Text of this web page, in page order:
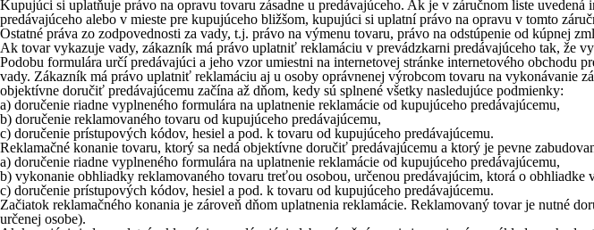
Kupujúci si uplatňuje právo na opravu tovaru zásadne u predávajúceho. Ak je v záručnom liste
predávajúceho alebo v mieste pre kupujúceho bližšom, kupujúci si uplatní právo na opravu v tomto
Ostatné práva zo zodpovednosti za vady, t.j. právo na výmenu tovaru, právo na odstúpenie od kúpnej
Ak tovar vykazuje vady, zákazník má právo uplatniť reklamáciu v prevádzkarni predávajúceho tak, že
Podobu formulára určí predávajúci a jeho vzor umiestni na internetovej stránke internetového
vady. Zákazník má právo uplatniť reklamáciu aj u osoby oprávnenej výrobcom tovaru na vykonávanie
objektívne doručiť predávajúcemu začína až dňom, kedy sú splnené všetky nasledujúce podmienky:
a) doručenie riadne vyplneného formulára na uplatnenie reklamácie od kupujúceho predávajúcemu,
b) doručenie reklamovaného tovaru od kupujúceho predávajúcemu,
c) doručenie prístupových kódov, hesiel a pod. k tovaru od kupujúceho predávajúcemu.
Reklamačné konanie tovaru, ktorý sa nedá objektívne doručiť predávajúcemu a ktorý je pevne
a) doručenie riadne vyplneného formulára na uplatnenie reklamácie od kupujúceho predávajúcemu,
b) vykonanie obhliadky reklamovaného tovaru treťou osobou, určenou predávajúcim, ktorá o obhliadke
c) doručenie prístupových kódov, hesiel a pod. k tovaru od kupujúceho predávajúcemu.
Začiatok reklamačného konania je zároveň dňom uplatnenia reklamácie. Reklamovaný tovar je nutné
určenej osobe).